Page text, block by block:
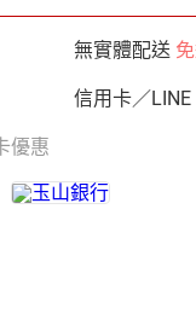
無實體配送
信用卡／LINE
優惠